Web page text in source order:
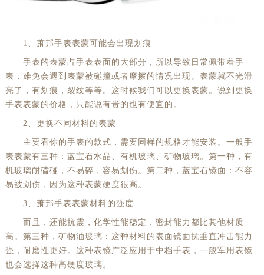
1、萧邦手表表蒙可能会出现划痕
手表的表蒙占手表表面的大部分，所以导致日常佩带着手
表，难免会遇到表蒙被碰撞或者摩擦的情况出现。表蒙就不光滑
亮了，有划痕，裂纹等等。这时候我们可以更换表蒙。说到更换
手表表蒙的价格，只能说有贵的也有便宜的。
2、更换不同材料的表蒙
主要看你的手表的款式，需要同样的规格才能安装。一般手
表表蒙有三种：蓝宝石水晶、有机玻璃、矿物玻璃。第一种，有
机玻璃耐磕碰，不易碎，容易划伤。第二种，蓝宝石镜面：不容
易被划伤，因为这种表蒙硬度很高。
3、萧邦手表表蒙材料的强度
而且，还能抗震，化学性能稳定，密封能力都比其他材质
高。第三种，矿物油玻璃：这种材料的表面镜面抗垂直冲击能力
强，耐磨性更好。这种表镜广泛应用于中档手表，一般军用表镜
也会选择这种高硬度玻璃。